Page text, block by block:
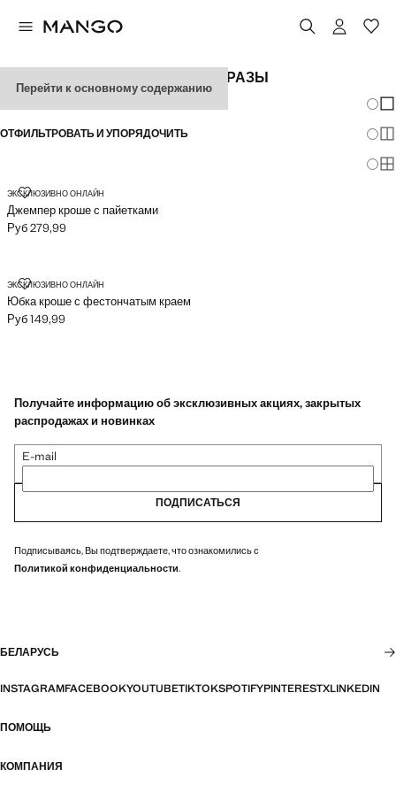
Перейти к основному содержанию
ЖЕНСКИЕ ФЕСТИВАЛЬНЫЕ ОБРАЗЫ
ОТФИЛЬТРОВАТЬ И УПОРЯДОЧИТЬ
ЭКСКЛЮЗИВНО ОНЛАЙН
Джемпер кроше с пайетками
ДЖЕМПЕР КРОШЕ С ПАЙЕТКАМИ
Текущая цена [Руб 279,99 ]
Руб 279,99
ЭКСКЛЮЗИВНО ОНЛАЙН
Юбка кроше с фестончатым краем
ЮБКА КРОШЕ С ФЕСТОНЧАТЫМ КРАЕМ
Текущая цена [Руб 149,99 ]
Руб 149,99
Получайте информацию об эксклюзивных акциях, закрытых
распродажах и новинках
E-mail
ПОДПИСАТЬСЯ
Подписываясь, Вы подтверждаете, что ознакомились с
Политикой конфиденциальности.
БЕЛАРУСЬ
INSTAGRAMFACEBOOKYOUTUBETIKTOKSPOTIFYPINTERESTXLINKEDIN
ПОМОЩЬ
КОМПАНИЯ